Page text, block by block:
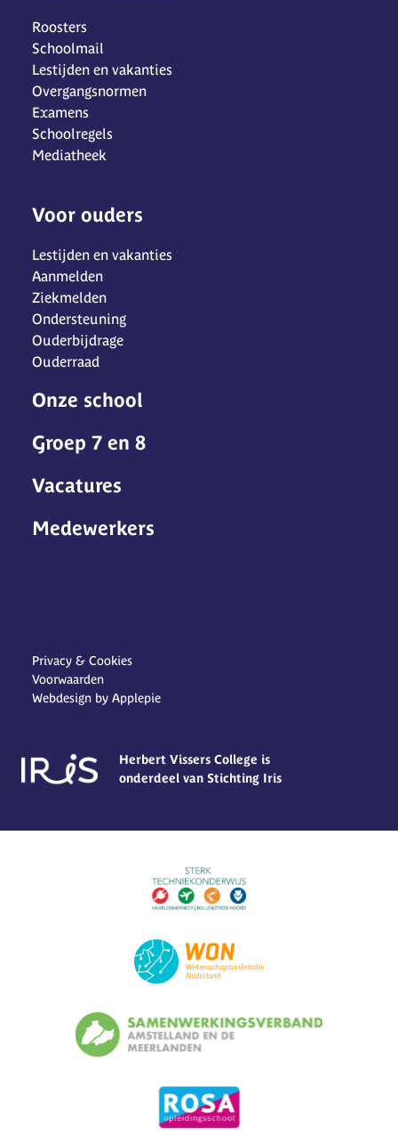
Roosters
Schoolmail
Lestijden en vakanties
Overgangsnormen
Examens
Schoolregels
Mediatheek
Voor ouders
Lestijden en vakanties
Aanmelden
Ziekmelden
Ondersteuning
Ouderbijdrage
Ouderraad
Onze school
Groep 7 en 8
Vacatures
Medewerkers
Privacy & Cookies
Voorwaarden
Webdesign by Applepie
Herbert Vissers College is
onderdeel van Stichting Iris